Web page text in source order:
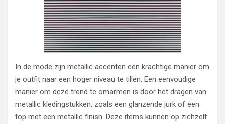
In de mode zijn metallic accenten een krachtige manier om
je outfit naar een hoger niveau te tillen. Een eenvoudige
manier om deze trend te omarmen is door het dragen van
metallic kledingstukken, zoals een glanzende jurk of een
top met een metallic finish. Deze items kunnen op zichzelf